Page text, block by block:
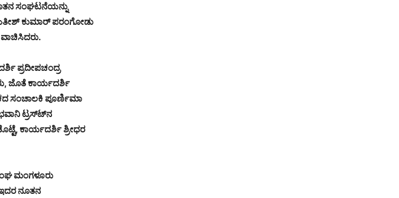
ಸಂಘಟನೆಯನ್ನು
ಕುಮಾರ್ ಪರಂಗೋಡು
ಪ್ರದೀಪಚಂದ್ರ
ಜೊತೆ ಕಾರ್ಯದರ್ಶಿ
ಸಂಚಾಲಕಿ ಪೂರ್ಣಿಮಾ
ಟ್ರಸ್ಟ್‍ನ
ಕಾರ್ಯದರ್ಶಿ ಶ್ರೀಧರ
ಮಂಗಳೂರು
ನೂತನ